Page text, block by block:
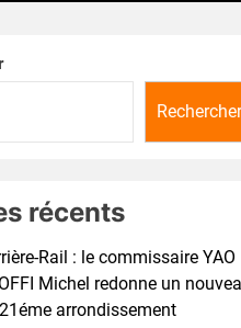
Rechercher
récents
Rail : le commissaire YAO
Michel redonne un
arrondissement